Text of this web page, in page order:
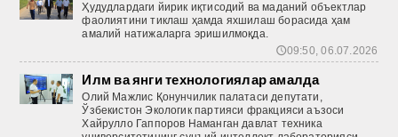
Ҳудудлардаги йирик иқтисодий ва маданий объектлар
фаолиятини тиклаш ҳамда яхшилаш борасида ҳам
амалий натижаларга эришилмоқда.
🕔09:50, 06.07.2026
Илм ва янги технологиялар амалда
Олий Мажлис Қонунчилик палатаси депутати,
Ўзбекистон Экологик партияси фракцияси аъзоси
Хайрулло Гаппоров Наманган давлат техника